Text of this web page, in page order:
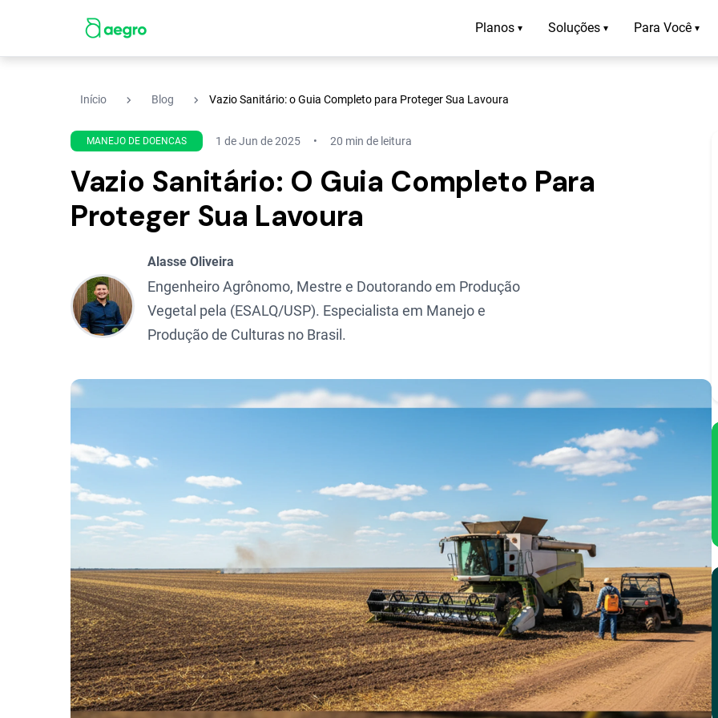
Planos ▾ Soluções ▾ Para Você ▾
Início navigate_next Blog navigate_next Vazio Sanitário: o Guia Completo para Proteger Sua Lavoura
MANEJO DE DOENCAS 1 de Jun de 2025 20 min de leitura
Vazio Sanitário: O Guia Completo Para
Proteger Sua Lavoura
Alasse Oliveira
Engenheiro Agrônomo, Mestre e Doutorando em Produção
Vegetal pela (ESALQ/USP). Especialista em Manejo e
Produção de Culturas no Brasil.